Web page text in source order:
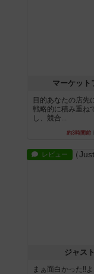
マーケット
目的あなたの店先
戦略的に積み重ね
し、競合...
約3時間前
レビュー
ジャス
まぁ面白かった‼️